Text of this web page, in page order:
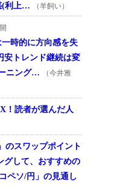
(利上…
（羊飼い）
時的に方向感を失
安トレンド継続は変
ニング…
（今井雅
！読者が選んだ人
のスワップポイント
グして、おすすめの
ペソ/円」の見通し